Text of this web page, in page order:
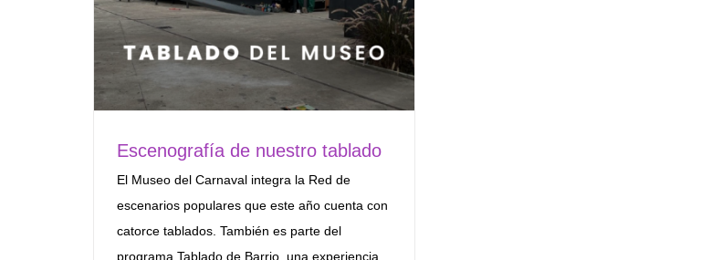
Escenografía de nuestro tablado
El Museo del Carnaval integra la Red de
escenarios populares que este año cuenta con
catorce tablados. También es parte del
programa Tablado de Barrio, una experiencia